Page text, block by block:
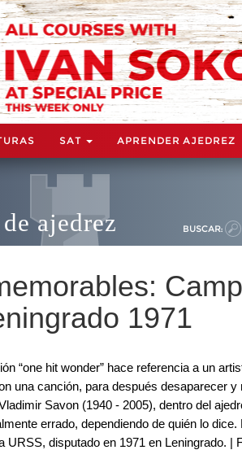
SAT APRENDER AJEDREZ
ajedrez BUSCAR:
1971
“one hit wonder” hace referencia a un
una canción, para después desaparecer
Savon (1940 - 2005), dentro del
errado, dependiendo de quién lo
URSS, disputado en 1971 en Leningrado. |